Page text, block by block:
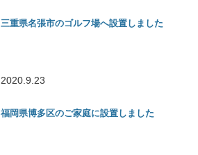
三重県名張市のゴルフ場へ設置しました
2020.9.23
福岡県博多区のご家庭に設置しました